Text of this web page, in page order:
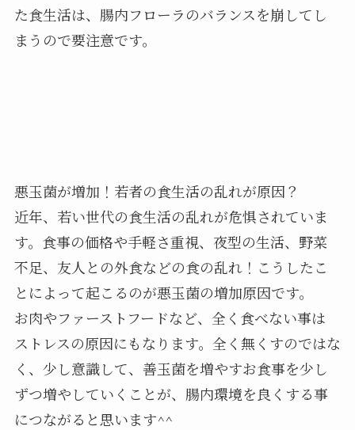
た食生活は、腸内フローラのバランスを崩してし
まうので要注意です。
悪玉菌が増加！若者の食生活の乱れが原因？
近年、若い世代の食生活の乱れが危惧されていま
す。食事の価格や手軽さ重視、夜型の生活、野菜
不足、友人との外食などの食の乱れ！こうしたこ
とによって起こるのが悪玉菌の増加原因です。
お肉やファーストフードなど、全く食べない事は
ストレスの原因にもなります。全く無くすのではな
く、少し意識して、善玉菌を増やすお食事を少し
ずつ増やしていくことが、腸内環境を良くする事
につながると思います^^